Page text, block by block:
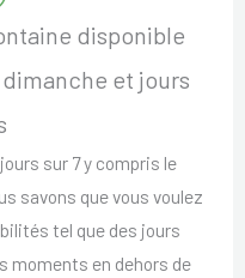
disponible
et jours
sur 7 y compris le
savons que vous voulez
tel que des jours
moments en dehors de